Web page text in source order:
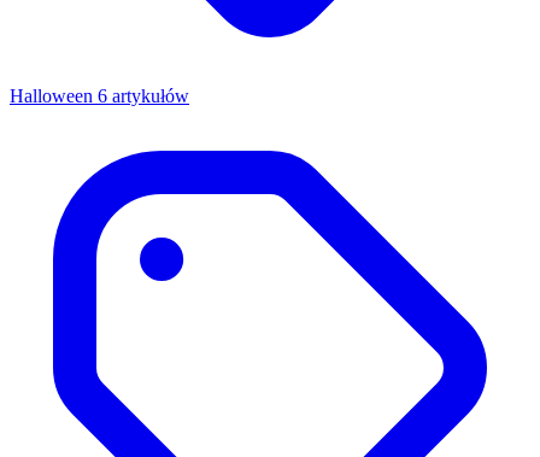
Halloween 6 artykułów